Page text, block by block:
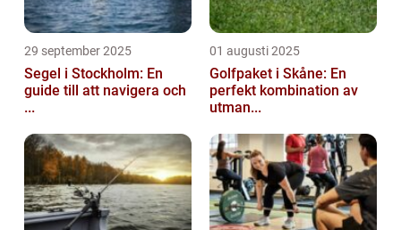
29 september 2025
Segel i Stockholm: En
guide till att navigera och
...
01 augusti 2025
Golfpaket i Skåne: En
perfekt kombination av
utman...